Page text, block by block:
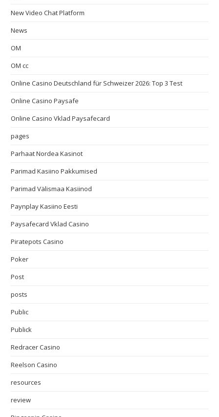
New Video Chat Platform
News
OM
OM cc
Online Casino Deutschland für Schweizer 2026: Top 3 Test
Online Casino Paysafe
Online Casino Vklad Paysafecard
pages
Parhaat Nordea Kasinot
Parimad Kasiino Pakkumised
Parimad Välismaa Kasiinod
Paynplay Kasiino Eesti
Paysafecard Vklad Casino
Piratepots Casino
Poker
Post
posts
Public
Publick
Redracer Casino
Reelson Casino
resources
review